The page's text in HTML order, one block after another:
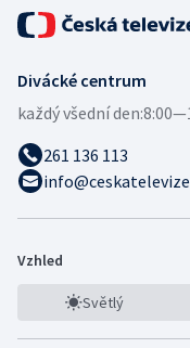
Divácké centrum
každý všední den:
261 136 113
Vzhled
Světlý